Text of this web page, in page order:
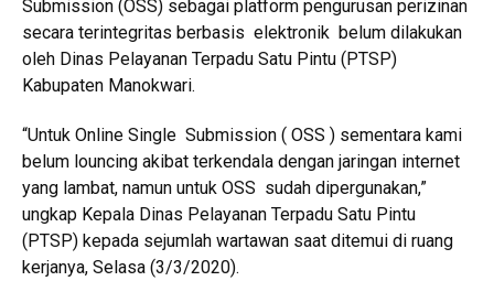
Submission (OSS) sebagai platform pengurusan perizinan
secara terintegritas berbasis elektronik belum dilakukan
oleh Dinas Pelayanan Terpadu Satu Pintu (PTSP)
Kabupaten Manokwari.
“Untuk Online Single Submission ( OSS ) sementara kami
belum louncing akibat terkendala dengan jaringan internet
yang lambat, namun untuk OSS sudah dipergunakan,”
ungkap Kepala Dinas Pelayanan Terpadu Satu Pintu
(PTSP) kepada sejumlah wartawan saat ditemui di ruang
kerjanya, Selasa (3/3/2020).